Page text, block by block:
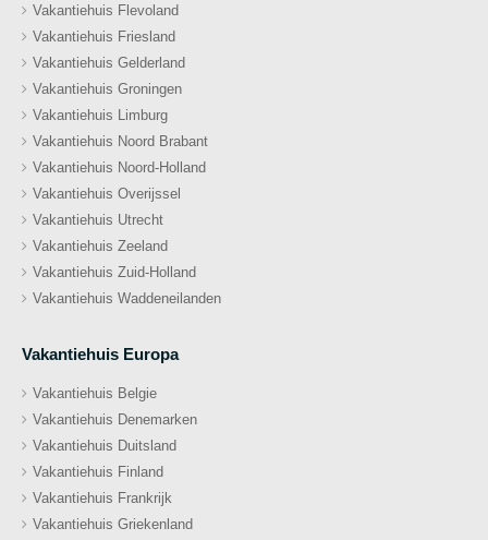
Vakantiehuis Flevoland
Vakantiehuis Friesland
Vakantiehuis Gelderland
Vakantiehuis Groningen
Vakantiehuis Limburg
Vakantiehuis Noord Brabant
Vakantiehuis Noord-Holland
Vakantiehuis Overijssel
Vakantiehuis Utrecht
Vakantiehuis Zeeland
Vakantiehuis Zuid-Holland
Vakantiehuis Waddeneilanden
Vakantiehuis Europa
Vakantiehuis Belgie
Vakantiehuis Denemarken
Vakantiehuis Duitsland
Vakantiehuis Finland
Vakantiehuis Frankrijk
Vakantiehuis Griekenland